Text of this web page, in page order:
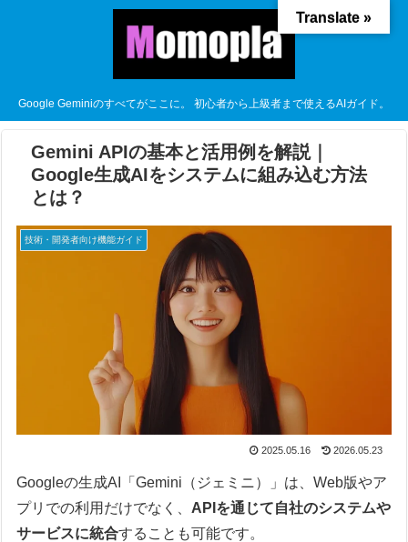
Google Geminiのすべてがここに。 初心者から上級者まで使えるAIガイド。
Gemini APIの基本と活用例を解説｜
Google生成AIをシステムに組み込む方法
とは？
技術・開発者向け機能ガイド
2025.05.16 2026.05.23
Googleの生成AI「Gemini（ジェミニ）」は、Web版やア
プリでの利用だけでなく、 APIを通じて自社のシステムや
サービスに統合することも可能です。
Translate »